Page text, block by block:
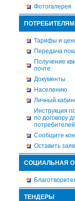
Фотогалерея
ПОТРЕБИТЕЛЯМ
Тарифы и
Передача
Получение
почте
Документы
Населению
Личный
Инструкция
по договору
потребителей
Сообщите
Оставить
СОЦИАЛЬНАЯ
ТЕНДЕРЫ